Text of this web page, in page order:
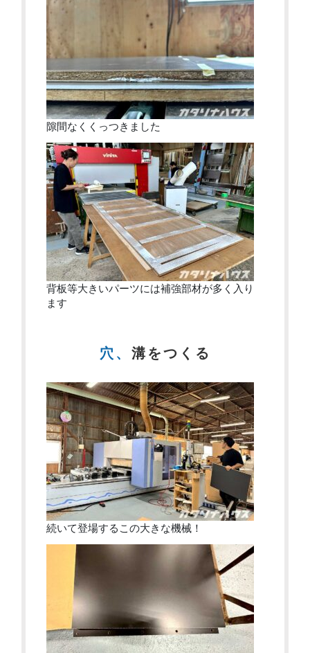
隙間なくくっつきました
背板等大きいパーツには補強部材が多く入り
ます
穴、溝をつくる
続いて登場するこの大きな機械！